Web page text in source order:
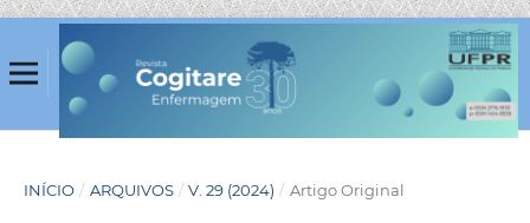
INÍCIO / ARQUIVOS / V. 29 (2024) / Artigo Original